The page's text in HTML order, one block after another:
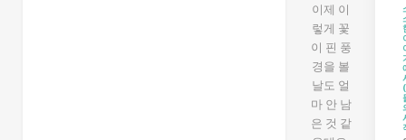
이제 이
렇게 꽃
이 핀 풍
경을 볼
날도 얼
마 안 남
은 것 같